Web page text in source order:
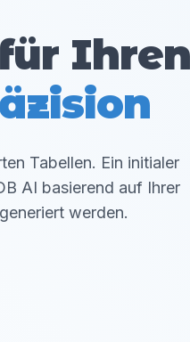
Ihren
Tabellen. Ein initialer
AI basierend auf Ihrer
werden.